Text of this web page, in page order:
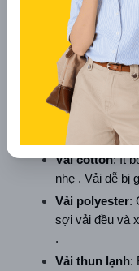
Cách Nhận
Thun
Để nhận biết các
đặc điểm sau:
1. Quan sát bằng
Vải cotton: Ít
nhẹ . Vải dễ bị
Vải polyester:
sợi vải đều và
.
Vải thun lạnh: